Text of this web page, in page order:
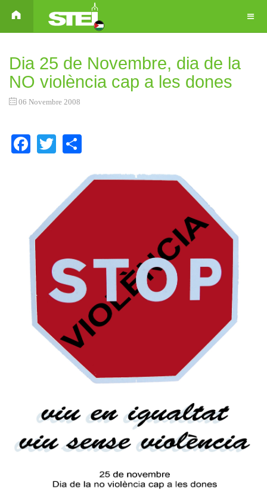
Dia 25 de Novembre, dia de la
NO violència cap a les dones
06 Novembre 2008
Facebook
Twitter